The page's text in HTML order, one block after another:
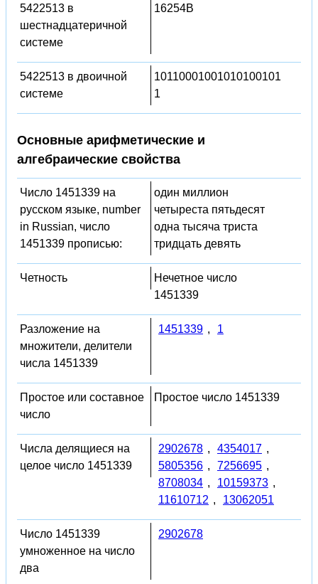
5422513 в
шестнадцатеричной
системе
16254B
5422513 в двоичной
системе
10110001001010100101
1
Основные арифметические и
алгебраические свойства
Число 1451339 на
русском языке, number
in Russian, число
1451339 прописью:
один миллион
четыреста пятьдесят
одна тысяча триста
тридцать девять
Четность
Нечетное число
1451339
Разложение на
множители, делители
числа 1451339
1451339 , 1
Простое или составное
число
Простое число 1451339
Числа делящиеся на
целое число 1451339
2902678 , 4354017 ,
5805356 , 7256695 ,
8708034 , 10159373 ,
11610712 , 13062051
Число 1451339
умноженное на число
два
2902678